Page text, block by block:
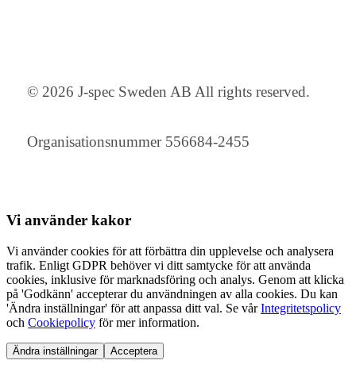
© 2026 J-spec Sweden AB All rights reserved.
Organisationsnummer 556684-2455
Vi använder kakor
Vi använder cookies för att förbättra din upplevelse och analysera
trafik. Enligt GDPR behöver vi ditt samtycke för att använda
cookies, inklusive för marknadsföring och analys. Genom att klicka
på 'Godkänn' accepterar du användningen av alla cookies. Du kan
'Ändra inställningar' för att anpassa ditt val. Se vårIntegritetspolicy
och Cookiepolicy för mer information.
Ändra inställningar Acceptera